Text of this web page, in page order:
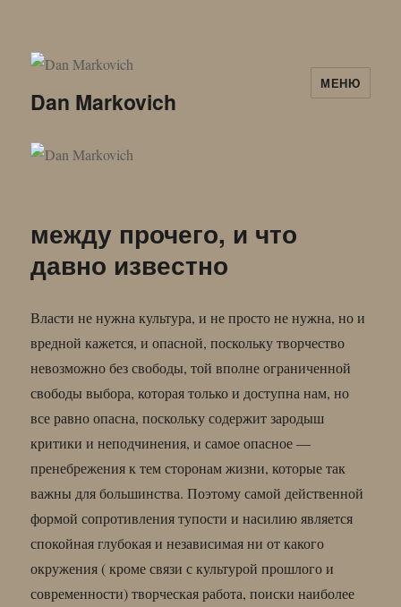
Dan Markovich
МЕНЮ
между прочего, и что
давно известно
Власти не нужна культура, и не просто не нужна, но и
вредной кажется, и опасной, поскольку творчество
невозможно без свободы, той вполне ограниченной
свободы выбора, которая только и доступна нам, но
все равно опасна, поскольку содержит зародыш
критики и неподчинения, и самое опасное —
пренебрежения к тем сторонам жизни, которые так
важны для большинства. Поэтому самой действенной
формой сопротивления тупости и насилию является
спокойная глубокая и независимая ни от какого
окружения ( кроме связи с культурой прошлого и
современности) творческая работа, поиски наиболее